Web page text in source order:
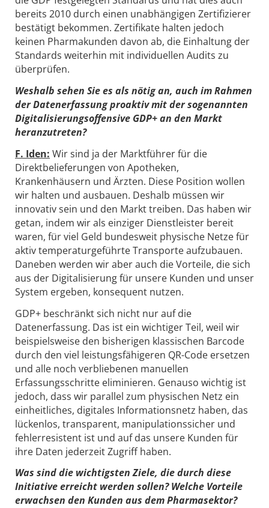
bereits 2010 durch einen unabhängigen Zertifizierer
bestätigt bekommen. Zertifikate halten jedoch
keinen Pharmakunden davon ab, die Einhaltung der
Standards weiterhin mit individuellen Audits zu
überprüfen.
Weshalb sehen Sie es als nötig an, auch im Rahmen
der Datenerfassung proaktiv mit der sogenannten
Digitalisierungsoffensive GDP+ an den Markt
heranzutreten?
F. Iden: Wir sind ja der Marktführer für die
Direktbelieferungen von Apotheken,
Krankenhäusern und Ärzten. Diese Position wollen
wir halten und ausbauen. Deshalb müssen wir
innovativ sein und den Markt treiben. Das haben wir
getan, indem wir als einziger Dienstleister bereit
waren, für viel Geld bundesweit physische Netze für
aktiv temperaturgeführte Transporte aufzubauen.
Daneben werden wir aber auch die Vorteile, die sich
aus der Digitalisierung für unsere Kunden und unser
System ergeben, konsequent nutzen.
GDP+ beschränkt sich nicht nur auf die
Datenerfassung. Das ist ein wichtiger Teil, weil wir
beispielsweise den bisherigen klassischen Barcode
durch den viel leistungsfähigeren QR-Code ersetzen
und alle noch verbliebenen manuellen
Erfassungsschritte eliminieren. Genauso wichtig ist
jedoch, dass wir parallel zum physischen Netz ein
einheitliches, digitales Informationsnetz haben, das
lückenlos, transparent, manipulationssicher und
fehlerresistent ist und auf das unsere Kunden für
ihre Daten jederzeit Zugriff haben.
Was sind die wichtigsten Ziele, die durch diese
Initiative erreicht werden sollen? Welche Vorteile
erwachsen den Kunden aus dem Pharmasektor?